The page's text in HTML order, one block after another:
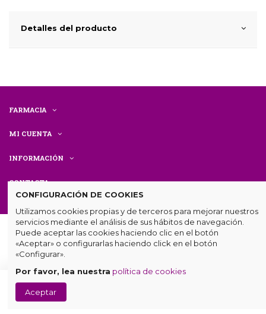
Detalles del producto
FARMACIA
MI CUENTA
INFORMACIÓN
CONTACTA
© Farmacia Centenaria. Todos los derechos reservados.
CONFIGURACIÓN DE COOKIES
Utilizamos cookies propias y de terceros para mejorar nuestros
servicios mediante el análisis de sus hábitos de navegación.
Puede aceptar las cookies haciendo clic en el botón
«Aceptar» o configurarlas haciendo click en el botón
«Configurar».
Por favor, lea nuestra política de cookies
Aceptar